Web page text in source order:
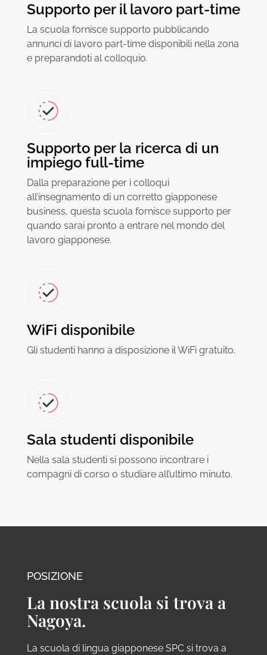
Supporto per il lavoro part-time
La scuola fornisce supporto pubblicando
annunci di lavoro part-time disponibili nella zona
e preparandoti al colloquio.
Supporto per la ricerca di un
impiego full-time
Dalla preparazione per i colloqui
all’insegnamento di un corretto giapponese
business, questa scuola fornisce supporto per
quando sarai pronto a entrare nel mondo del
lavoro giapponese.
WiFi disponibile
Gli studenti hanno a disposizione il WiFi gratuito.
Sala studenti disponibile
Nella sala studenti si possono incontrare i
compagni di corso o studiare all’ultimo minuto.
POSIZIONE
La nostra scuola si trova a
Nagoya.
La scuola di lingua giapponese SPC si trova a